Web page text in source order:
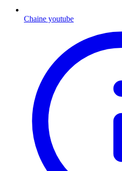
Chaine youtube